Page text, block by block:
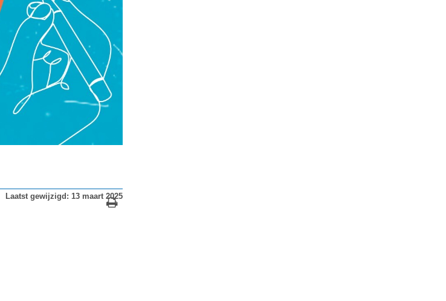
Laatst gewijzigd: 13 maart 2025